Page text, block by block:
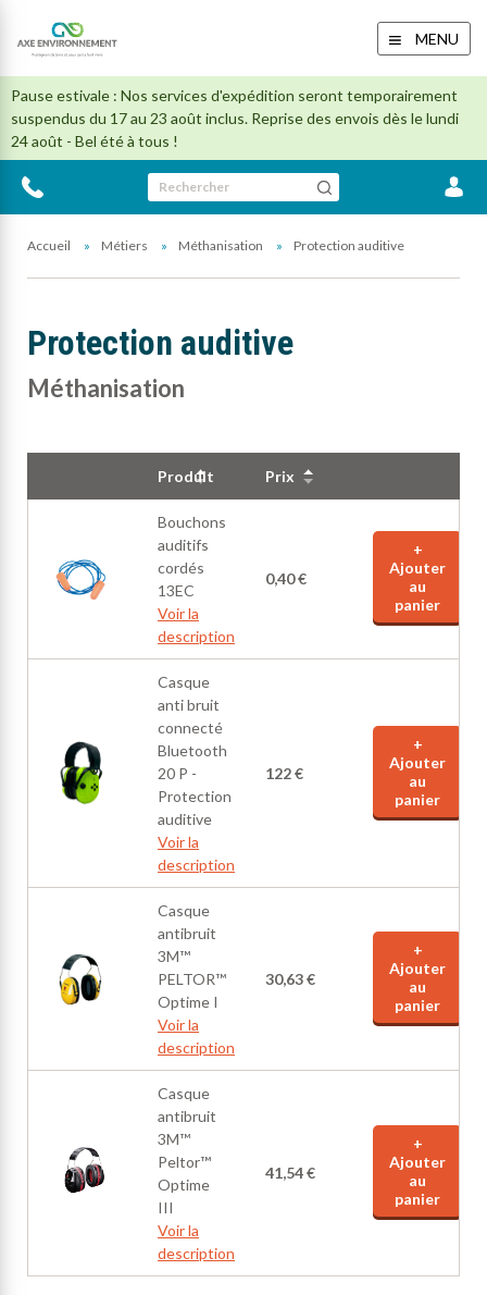
Pause estivale : Nos services d'expédition seront temporairement
suspendus du 17 au 23 août inclus. Reprise des envois dès le lundi
24 août - Bel été à tous !
MENU
Rechercher
Accueil Métiers Méthanisation Protection auditive
Protection auditive
Méthanisation
Produit Prix
Bouchons
auditifs
cordés
13EC
Voir la
description
0,40 €
+
Ajouter
au
panier
Casque
anti bruit
connecté
Bluetooth
20 P -
Protection
auditive
Voir la
description
122 €
+
Ajouter
au
panier
Casque
antibruit
3M™
PELTOR™
Optime I
Voir la
description
30,63 €
+
Ajouter
au
panier
Casque
antibruit
3M™
Peltor™
Optime
III
Voir la
description
41,54 €
+
Ajouter
au
panier